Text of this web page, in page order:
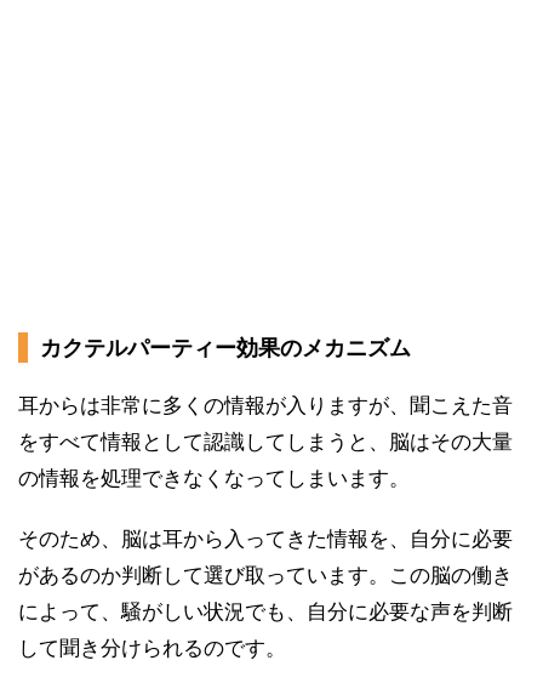
カクテルパーティー効果のメカニズム
耳からは非常に多くの情報が入りますが、聞こえた音
をすべて情報として認識してしまうと、脳はその大量
の情報を処理できなくなってしまいます。
そのため、脳は耳から入ってきた情報を、自分に必要
があるのか判断して選び取っています。この脳の働き
によって、騒がしい状況でも、自分に必要な声を判断
して聞き分けられるのです。